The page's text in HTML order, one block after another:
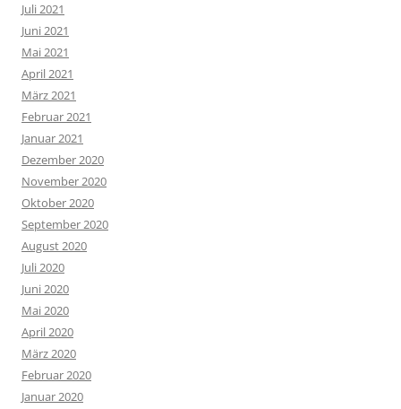
Juli 2021
Juni 2021
Mai 2021
April 2021
März 2021
Februar 2021
Januar 2021
Dezember 2020
November 2020
Oktober 2020
September 2020
August 2020
Juli 2020
Juni 2020
Mai 2020
April 2020
März 2020
Februar 2020
Januar 2020